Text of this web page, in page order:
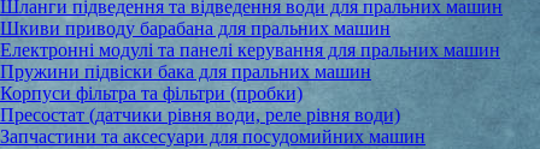
Шланги підведення та відведення води для пральних машин
Шкиви приводу барабана для пральних машин
Електронні модулі та панелі керування для пральних машин
Пружини підвіски бака для пральних машин
Корпуси фільтра та фільтри (пробки)
Пресостат (датчики рівня води, реле рівня води)
Запчастини та аксесуари для посудомийних машин